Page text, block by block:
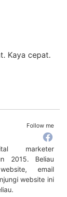
Kaya cepat.
Follow me
marketer
2015. Beliau
email
website ini